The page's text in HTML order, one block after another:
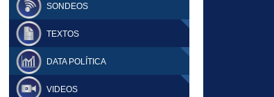
SONDEOS
TEXTOS
DATA POLÍTICA
VIDEOS